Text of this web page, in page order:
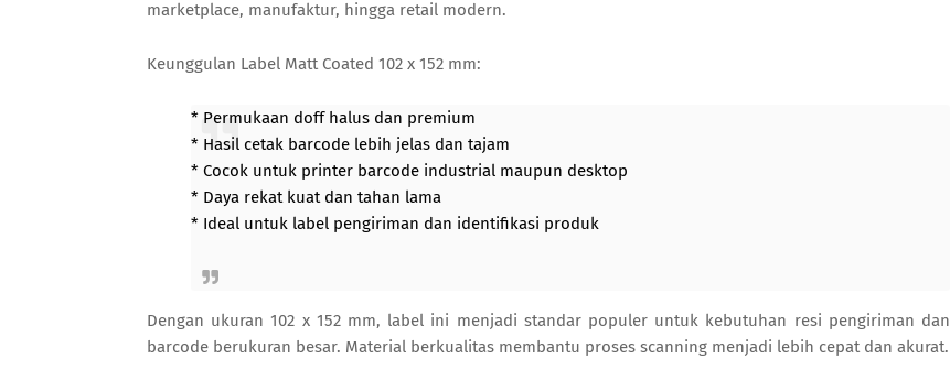
marketplace, manufaktur, hingga retail modern.
Keunggulan Label Matt Coated 102 x 152 mm:
* Permukaan doff halus dan premium
* Hasil cetak barcode lebih jelas dan tajam
* Cocok untuk printer barcode industrial maupun desktop
* Daya rekat kuat dan tahan lama
* Ideal untuk label pengiriman dan identifikasi produk
Dengan ukuran 102 x 152 mm, label ini menjadi standar populer untuk kebutuhan resi pengiriman dan
barcode berukuran besar. Material berkualitas membantu proses scanning menjadi lebih cepat dan akurat.